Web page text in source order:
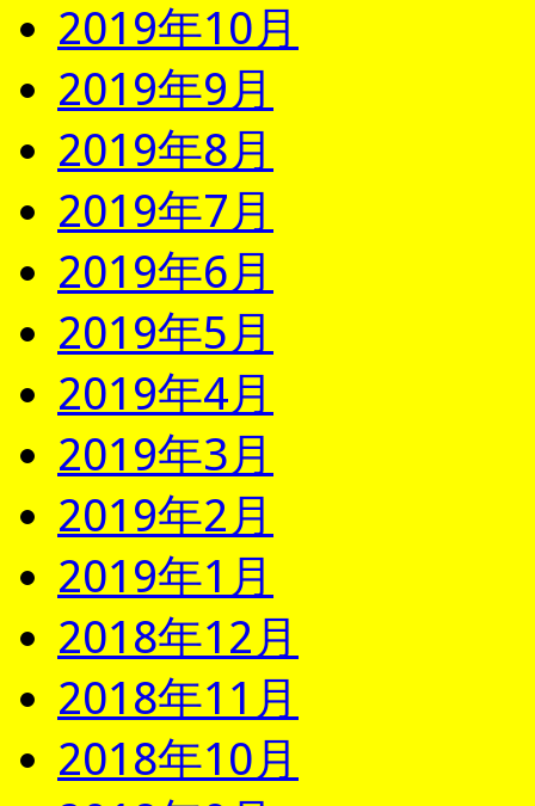
2019年10月
2019年9月
2019年8月
2019年7月
2019年6月
2019年5月
2019年4月
2019年3月
2019年2月
2019年1月
2018年12月
2018年11月
2018年10月